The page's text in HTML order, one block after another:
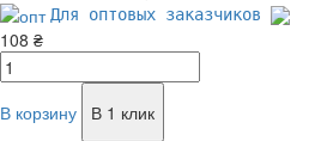
Для оптовых заказчиков
108 ₴
В корзину
В 1 клик